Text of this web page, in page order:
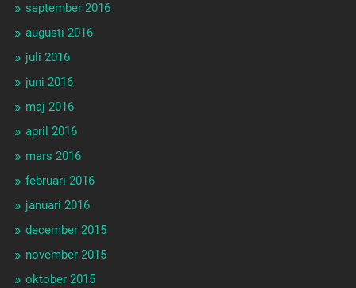
september 2016
augusti 2016
juli 2016
juni 2016
maj 2016
april 2016
mars 2016
februari 2016
januari 2016
december 2015
november 2015
oktober 2015